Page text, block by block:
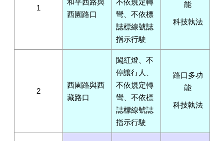
1
和平西路與
西園路口
不依規定轉
彎、不依標
誌標線號誌
指示行駛
能
科技執法
2
西園路與西
藏路口
闖紅燈、不
停讓行人、
不依規定轉
彎、不依標
誌標線號誌
指示行駛
路口多功
能
科技執法